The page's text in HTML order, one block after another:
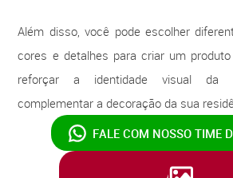
Além disso, você pode escolher
cores e detalhes para criar um
reforçar a identidade visual da
complementar a decoração da sua
FALE COM NOSSO TIME